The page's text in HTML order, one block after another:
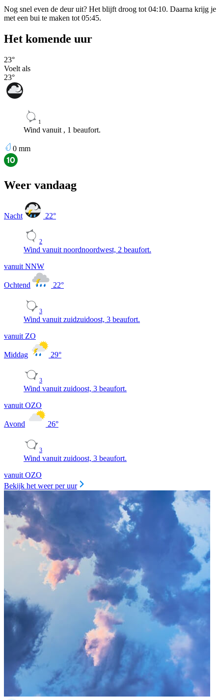
Nog snel even de deur uit? Het blijft droog tot 04:10. Daarna krijg je
met een bui te maken tot 05:45.
Het komende uur
23°
Voelt als
23°
1
Wind vanuit , 1 beaufort.
0 mm
Weer vandaag
Nacht 22°
2
Wind vanuit noordnoordwest, 2 beaufort.
vanuit NNW
Ochtend 22°
3
Wind vanuit zuidzuidoost, 3 beaufort.
vanuit ZO
Middag 29°
3
Wind vanuit zuidoost, 3 beaufort.
vanuit OZO
Avond 26°
3
Wind vanuit zuidoost, 3 beaufort.
vanuit OZO
Bekijk het weer per uur